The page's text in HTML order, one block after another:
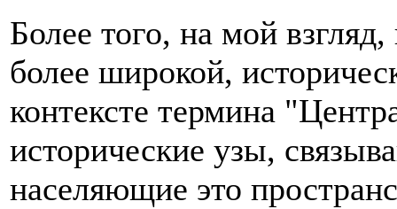
Более того, на мой
более широкой,
контексте термина
исторические узы,
населяющие это